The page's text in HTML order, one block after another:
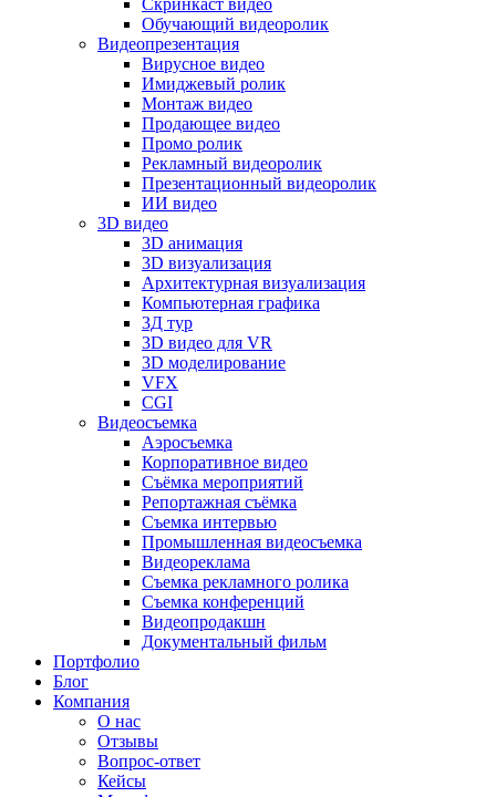
Обучающий видеоролик
Видеопрезентация
Вирусное видео
Имиджевый ролик
Монтаж видео
Продающее видео
Промо ролик
Рекламный видеоролик
Презентационный видеоролик
ИИ видео
3D видео
3D анимация
3D визуализация
Архитектурная визуализация
Компьютерная графика
3Д тур
3D видео для VR
3D моделирование
VFX
CGI
Видеосъемка
Аэросъемка
Корпоративное видео
Съёмка мероприятий
Репортажная съёмка
Съемка интервью
Промышленная видеосъемка
Видеореклама
Съемка рекламного ролика
Съемка конференций
Видеопродакшн
Документальный фильм
Портфолио
Блог
Компания
О нас
Отзывы
Вопрос-ответ
Кейсы